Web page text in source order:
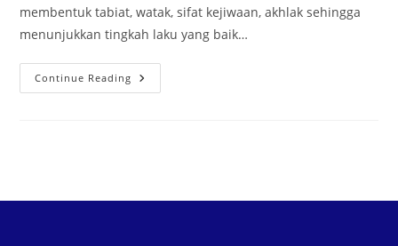
membentuk tabiat, watak, sifat kejiwaan, akhlak sehingga
menunjukkan tingkah laku yang baik…
Continue Reading